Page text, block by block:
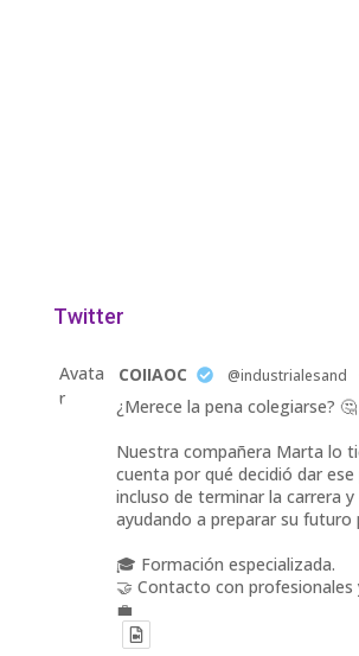
Twitter
Avata
r
COIIAOC @industrialesand
¿Merece la pena colegiarse? 🤔
Nuestra compañera Marta lo
cuenta por qué decidió dar
incluso de terminar la carrera
ayudando a preparar su futuro
🎓 Formación especializada.
🤝 Contacto con profesionales
💼